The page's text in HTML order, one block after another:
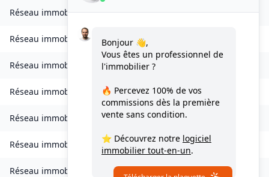
Réseau immobilierChessy(77700)
Réseau immobilierCombs-la-Ville(
Réseau immobilier Compans(77290)
Réseau immobilier Condé-Sainte-Libiaire (77450
Réseau immobilier Coupvray (77700)
Réseau immobilier Courchamp(77560)
Réseau immobilier Crouy-sur-Ourcq
Bonjour 👋,
Vous êtes un professionnel de
l'immobilier ?
🔥 Percevez 100% de vos
commissions dès la première
vente sans condition.
⭐ Découvrez notre logiciel
immobilier tout-en-un.